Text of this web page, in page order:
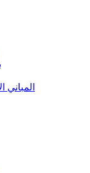
المباني